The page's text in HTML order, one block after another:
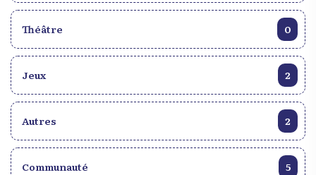
Théâtre 0
Jeux 2
Autres 2
Communauté 5